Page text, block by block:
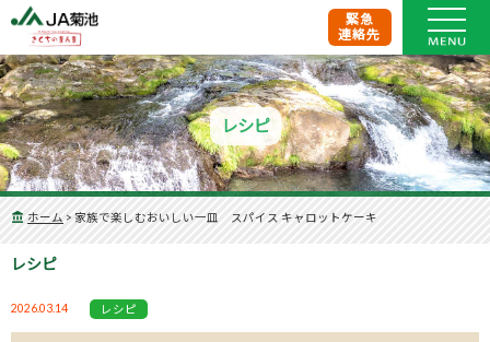
緊急
連絡先
レシピ
ホーム > 家族で楽しむおいしい一皿 スパイス キャロットケーキ
レシピ
2026.03.14 レシピ